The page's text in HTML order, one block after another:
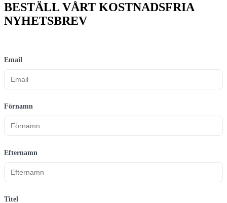
BESTÄLL VÅRT KOSTNADSFRIA
NYHETSBREV
Email
Förnamn
Efternamn
Titel